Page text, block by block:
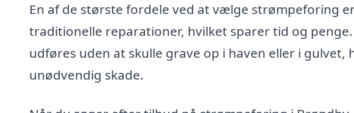
En af de største fordele ved at vælge strømpeforing
traditionelle reparationer, hvilket sparer tid og
udføres uden at skulle grave op i haven eller i
unødvendig skade.